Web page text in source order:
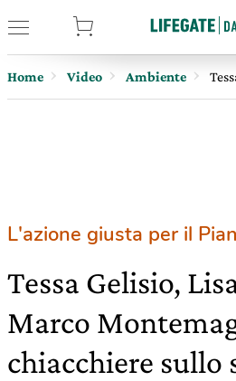
Home Video Ambiente
L'azione giusta per il
Tessa Gelisio,
Marco
chiacchiere sullo